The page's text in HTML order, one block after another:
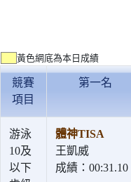
黃色網底為本日成績
競賽
項目
第一名
游泳
10及
以下
體神TISA
王凱威
成績：00:31.10